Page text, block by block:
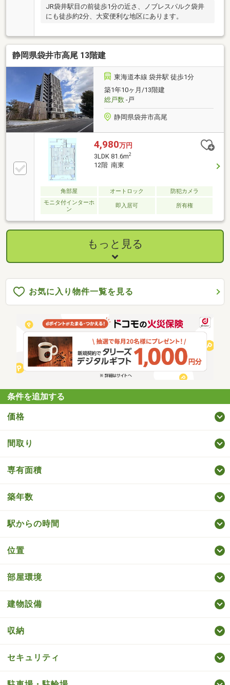
JR袋井駅目の前徒歩1分の近さ、ノブレスパルク袋井
にも徒歩約2分、大変便利な地区にあります。
静岡県袋井市高尾 13階建
東海道本線 袋井駅 徒歩1分
築1年10ヶ月/13階建
総戸数-戸
静岡県袋井市高尾
4,980万円
3LDK 81.6m2
12階 南東
角部屋 オートロック
防犯カメラ
モニタ付インターホ
ン
即入居可 所有権
もっと見る
お気に入り物件一覧を見る
条件を追加する
価格
間取り
専有面積
築年数
駅からの時間
位置
部屋環境
建物設備
収納
セキュリティ